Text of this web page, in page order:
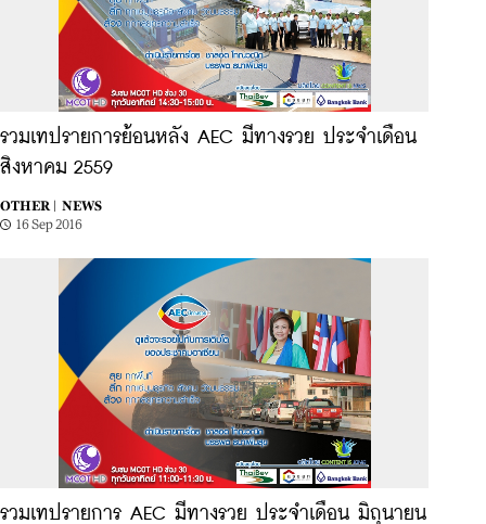
รวมเทปรายการย้อนหลัง AEC มีทางรวย ประจำเดือน
สิงหาคม 2559
OTHER |
NEWS
16 Sep 2016
รวมเทปรายการ AEC มีทางรวย ประจำเดือน มิถุนายน